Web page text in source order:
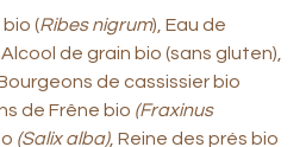
(Ribes nigrum), Eau de
de grain bio (sans gluten),
de cassissier bio
de Frêne bio (Fraxinus
(Salix alba), Reine des prés bio